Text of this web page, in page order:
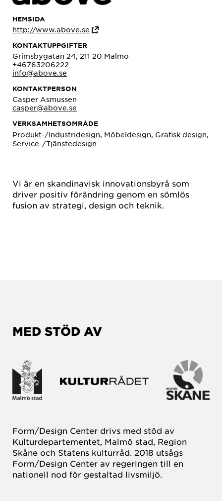
Vi är en skandinavisk innovationsbyrå som
driver positiv förändring genom en sömlös
fusion av strategi, design och teknik.
HEMSIDA
http://www.above.se
KONTAKTUPPGIFTER
Grimsbygatan 24, 211 20 Malmö
+46763206222
info@above.se
KONTAKTPERSON
Casper Asmussen
casper@above.se
VERKSAMHETSOMRÅDE
Produkt-/Industridesign, Möbeldesign, Grafisk design,
Service-/Tjänstedesign
MED STÖD AV
Form/Design Center drivs med stöd av
Kulturdepartementet, Malmö stad, Region
Skåne och Statens kulturråd. 2018 utsågs
Form/Design Center av regeringen till en
nationell nod för gestaltad livsmiljö.